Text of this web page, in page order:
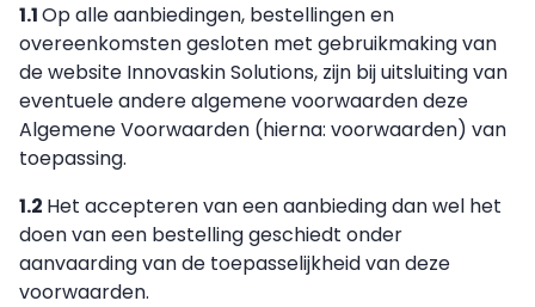
1.1Op alle aanbiedingen, bestellingen en
overeenkomsten gesloten met gebruikmaking van
de website Innovaskin Solutions, zijn bij uitsluiting van
eventuele andere algemene voorwaarden deze
Algemene Voorwaarden (hierna: voorwaarden) van
toepassing.
1.2 Het accepteren van een aanbieding dan wel het
doen van een bestelling geschiedt onder
aanvaarding van de toepasselijkheid van deze
voorwaarden.